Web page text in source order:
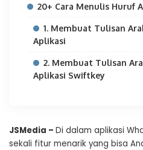
20+ Cara Menulis Huruf
1. Membuat Tulisan
Aplikasi
2. Membuat Tulisan
Aplikasi Swiftkey
JSMedia – Di dalam aplikasi
sekali fitur menarik yang bisa